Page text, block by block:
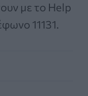
με το Help
11131.